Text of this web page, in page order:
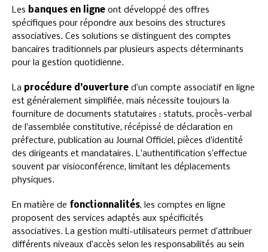
Les banques en ligne ont développé des offres
spécifiques pour répondre aux besoins des structures
associatives. Ces solutions se distinguent des comptes
bancaires traditionnels par plusieurs aspects déterminants
pour la gestion quotidienne.
La procédure d’ouverture d’un compte associatif en ligne
est généralement simplifiée, mais nécessite toujours la
fourniture de documents statutaires : statuts, procès-verbal
de l’assemblée constitutive, récépissé de déclaration en
préfecture, publication au Journal Officiel, pièces d’identité
des dirigeants et mandataires. L’authentification s’effectue
souvent par visioconférence, limitant les déplacements
physiques.
En matière de fonctionnalités, les comptes en ligne
proposent des services adaptés aux spécificités
associatives. La gestion multi-utilisateurs permet d’attribuer
différents niveaux d’accès selon les responsabilités au sein